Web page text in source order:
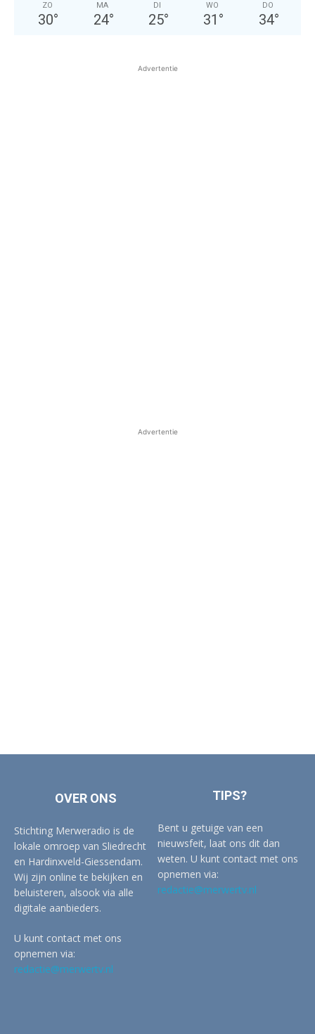
ZO
30°
MA
24°
DI
25°
WO
31 °
DO
34°
Advertentie
Advertentie
OVER ONS
Stichting Merweradio is de
lokale omroep van Sliedrecht
en Hardinxveld-Giessendam.
Wij zijn online te bekijken en
beluisteren, alsook via alle
digitale aanbieders.
U kunt contact met ons
opnemen via:
redactie@merwertv.nl
TIPS?
Bent u getuige van een
nieuwsfeit, laat ons dit dan
weten. U kunt contact met ons
opnemen via:
redactie@merwertv.nl